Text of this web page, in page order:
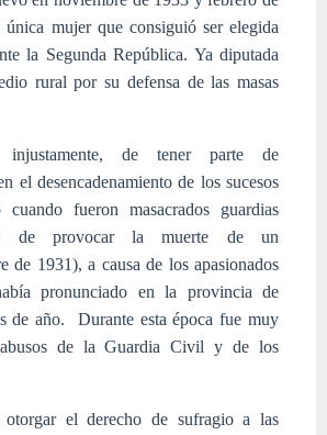
mujer que consiguió ser elegida
la Segunda República. Ya diputada
rural por su defensa de las masas
de tener parte de
el desencadenamiento de los sucesos
cuando fueron masacrados guardias
de provocar la muerte de un
de 1931), a causa de los apasionados
pronunciado en la provincia de
de año. ​ Durante esta época fue muy
de la Guardia Civil y de los
el derecho de sufragio a las